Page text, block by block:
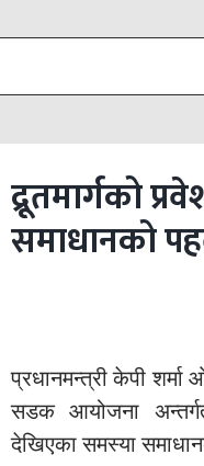
द्रूतमार्गको
समाधानको
प्रधानमन्त्री केपी
सडक आयोजना
देखिएका समस्या